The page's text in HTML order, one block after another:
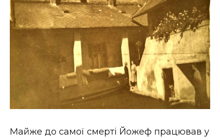
Майже до самої смерті Йожеф працював у